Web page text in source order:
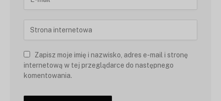
Zapisz moje imię i nazwisko, adres e-mail i stronę
internetową w tej przeglądarce do następnego
komentowania.